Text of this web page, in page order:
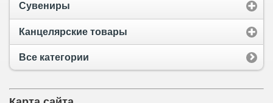
Сувениры
Канцелярские товары
Все категории